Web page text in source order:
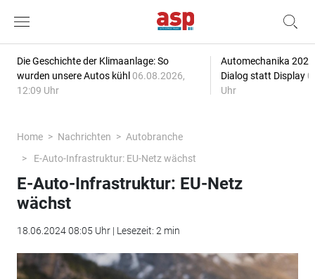
Die Geschichte der Klimaanlage: So
wurden unsere Autos kühl 06.08.2026,
12:09 Uhr
Automechanika
Dialog statt Display
Uhr
Home Nachrichten
Autobranche
E-Auto-Infrastruktur: EU-Netz wächst
E-Auto-Infrastruktur: EU-Netz
wächst
18.06.2024 08:05 Uhr | Lesezeit: 2 min